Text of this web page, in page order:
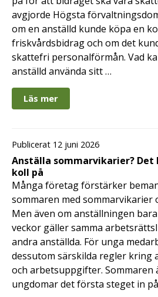
avgjorde Högsta
om en anställd kunde köpa en
friskvårdsbidrag och om det
skattefri personalförmån. Vad
anställd använda sitt …
Läs mer
Publicerat 12 juni 2026
Anställa sommarvikarier? Det
koll på
Många företag förstärker
sommaren med sommarvikarier
Men även om anställningen
veckor gäller samma
andra anställda. För unga
dessutom särskilda regler kring
och arbetsuppgifter. Sommaren
ungdomar det första steget in